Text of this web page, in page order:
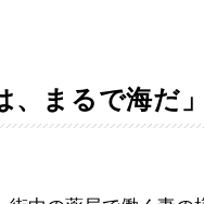
、まるで海だ」